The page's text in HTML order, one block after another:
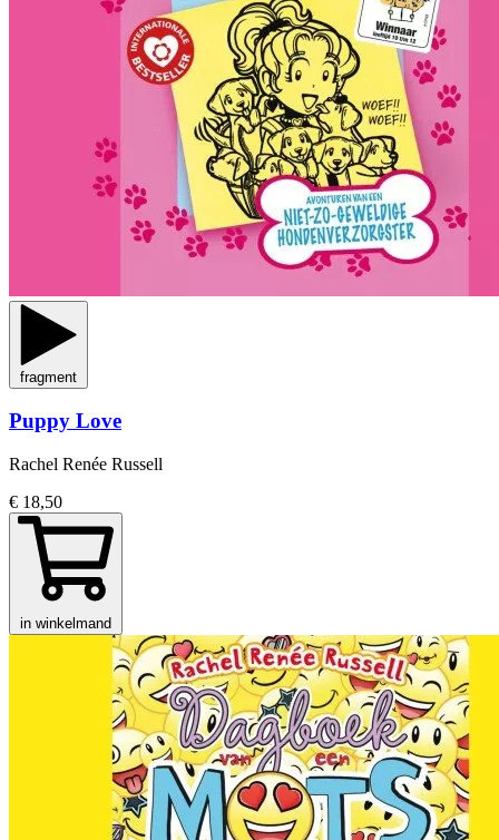
fragment
Puppy Love
Rachel Renée Russell
€ 18,50
in winkelmand